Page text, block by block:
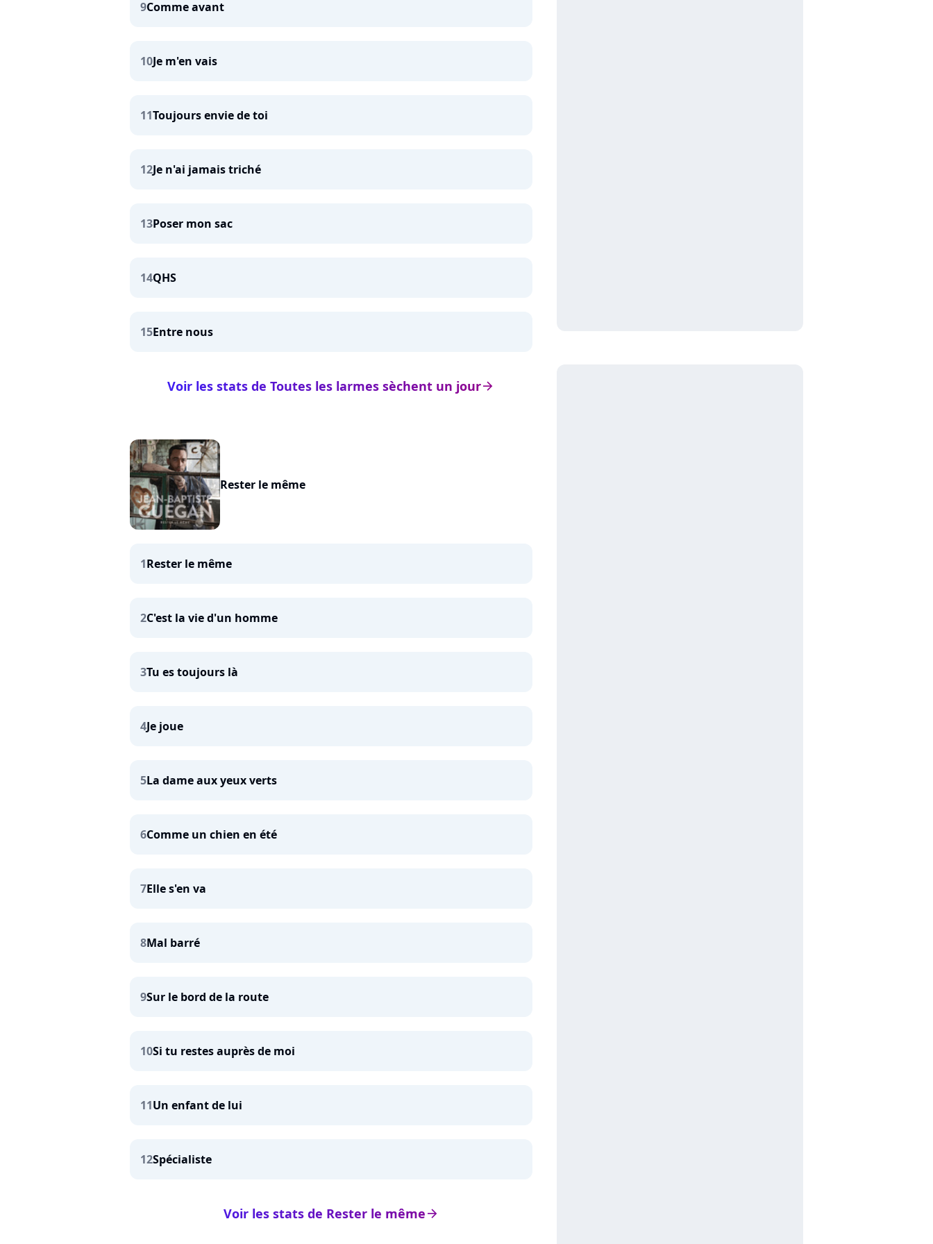
9Comme avant
10Je m'en vais
11Toujours envie de toi
12Je n'ai jamais triché
13Poser mon sac
14QHS
15Entre nous
arrow_right
Voir les stats de Toutes les larmes sèchent un jour
Rester le même
1Rester le même
2C'est la vie d'un homme
3Tu es toujours là
4Je joue
5La dame aux yeux verts
6Comme un chien en été
7Elle s'en va
8Mal barré
9Sur le bord de la route
10Si tu restes auprès de moi
11Un enfant de lui
12Spécialiste
arrow_right
Voir les stats de Rester le même